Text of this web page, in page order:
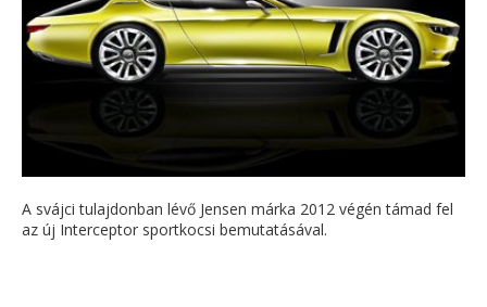
A svájci tulajdonban lévő Jensen márka 2012 végén támad fel
az új Interceptor sportkocsi bemutatásával.